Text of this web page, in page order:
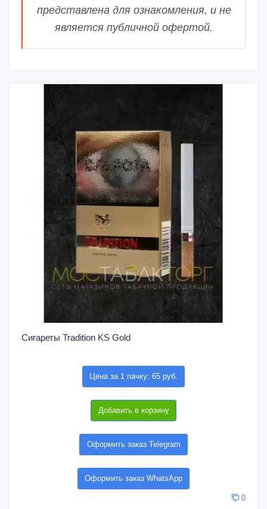
представлена для ознакомления, и не
является публичной офертой.
Сигареты Tradition KS Gold
Цена за 1 пачку: 65 руб.
Добавить в корзину
Оформить заказ Telegram
Оформить заказ WhatsApp
0